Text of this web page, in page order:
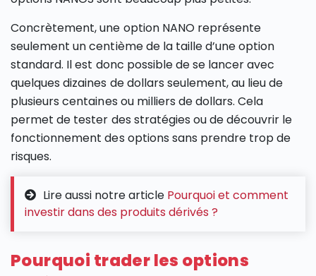
Concrètement, une option NANO représente
seulement un centième de la taille d’une option
standard. Il est donc possible de se lancer avec
quelques dizaines de dollars seulement, au lieu de
plusieurs centaines ou milliers de dollars. Cela
permet de tester des stratégies ou de découvrir le
fonctionnement des options sans prendre trop de
risques.
Lire aussi notre article Pourquoi et comment
investir dans des produits dérivés ?
Pourquoi trader les options